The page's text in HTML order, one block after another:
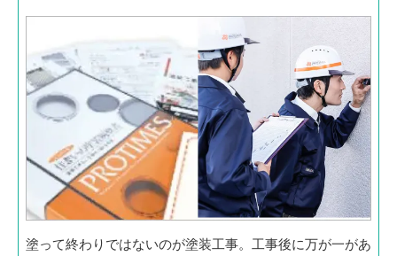
塗って終わりではないのが塗装工事。工事後に万が一があ